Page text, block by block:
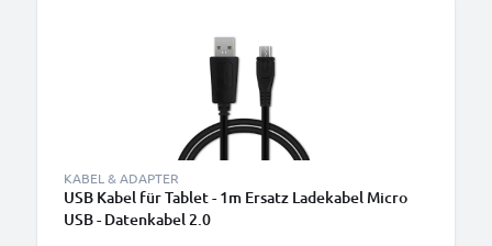
KABEL & ADAPTER
USB Kabel für Tablet - 1m Ersatz Ladekabel Micro
USB - Datenkabel 2.0